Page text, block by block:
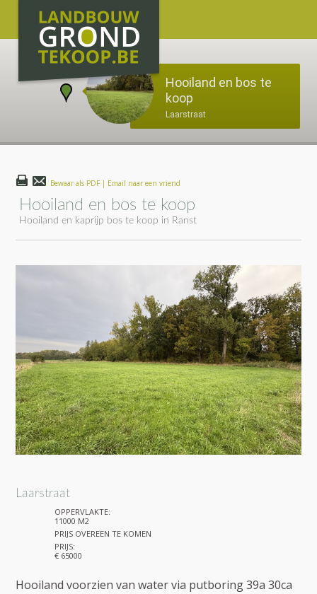
Hooiland en bos te
koop
Laarstraat
Bewaar als PDF | Email naar een vriend
Hooiland en bos te koop
Hooiland en kaprijp bos te koop in Ranst
Laarstraat
OPPERVLAKTE:
11000 M2
PRIJS OVEREEN TE KOMEN
PRIJS:
€ 65000
Hooiland voorzien van water via putboring 39a 30ca